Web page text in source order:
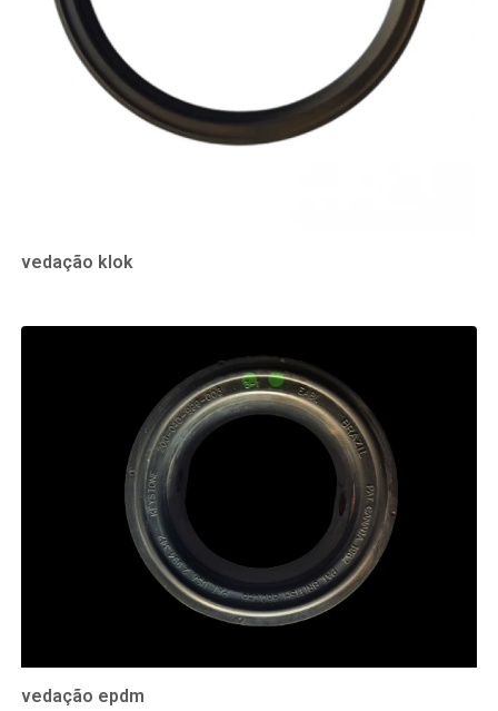
vedação klok
vedação epdm